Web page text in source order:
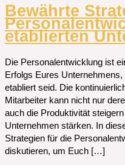
Bewährte
etablierten
Die Personalentwicklung ist
Erfolgs Eures
etabliert seid. Die
Mitarbeiter kann nicht nur
auch die Produktivität
Unternehmen stärken. In
Strategien für die
diskutieren, um Euch […]